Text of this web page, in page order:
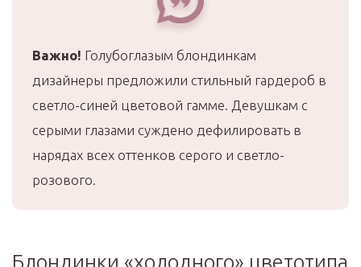
Важно! Голубоглазым блондинкам
дизайнеры предложили стильный гардероб в
светло-синей цветовой гамме. Девушкам с
серыми глазами суждено дефилировать в
нарядах всех оттенков серого и светло-
розового.
Блондинки «холодного» цветотипа